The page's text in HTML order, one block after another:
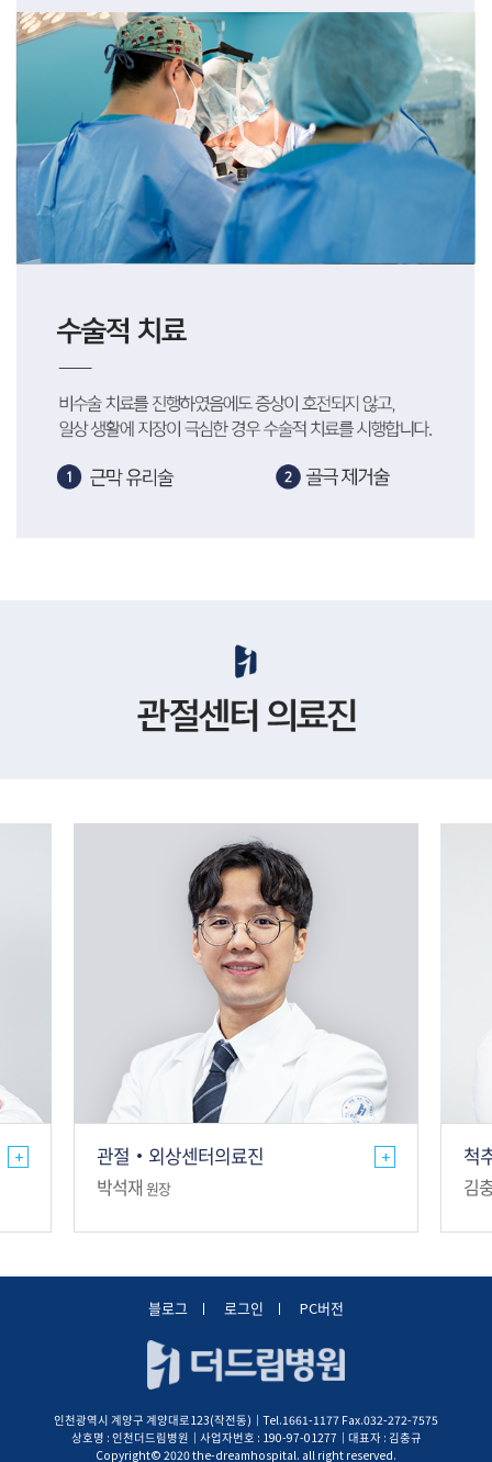
+ 관절·외상센터의료진
박석재 원장
+ 척
김
블로그 로그인 PC버전
인천광역시 계양구 계양대로123(작전동)│Tel.1661-1177 Fax.032-272-7575
상호명 : 인천더드림병원│사업자번호 : 190-97-01277│대표자 : 김충규
Copyright© 2020 the-dreamhospital. all right reserved.